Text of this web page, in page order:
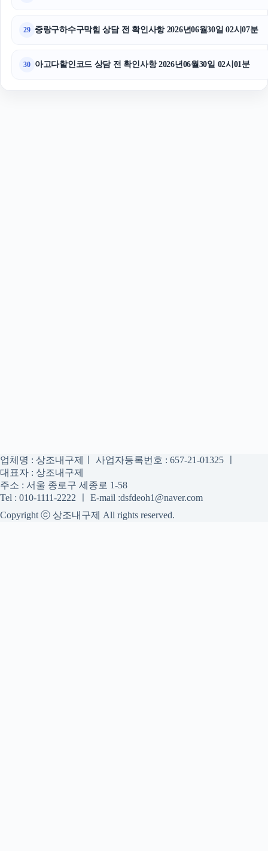
29 중랑구하수구막힘 상담 전 확인사항 2026년06월30일 02시07분
30 아고다할인코드 상담 전 확인사항 2026년06월30일 02시01분
업체명 : 상조내구제ㅣ 사업자등록번호 : 657-21-01325 ㅣ
대표자 : 상조내구제
주소 : 서울 종로구 세종로 1-58
Tel : 010-1111-2222 ㅣ E-mail :dsfdeoh1@naver.com
Copyright ⓒ 상조내구제 All rights reserved.